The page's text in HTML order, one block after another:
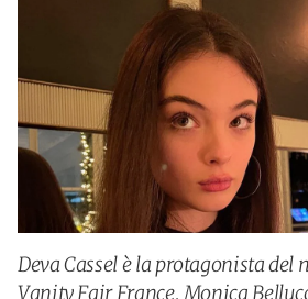
Deva Cassel è la protagonista
Vanity Fair France. Monica